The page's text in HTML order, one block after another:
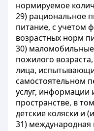
нормируемое
29) рациональное
питание, с учетом
возрастных норм
30)
пожилого
лица,
самостоятельном
услуг, информации
пространстве, в
детские коляски и
31) международная